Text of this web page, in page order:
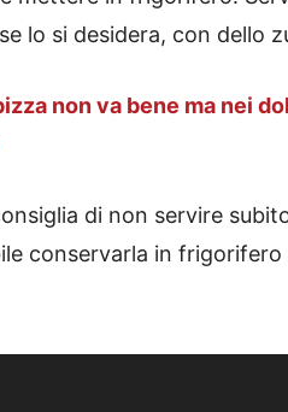
lo si desidera, con dello
non va bene ma nei
di non servire
conservarla in frigorifero